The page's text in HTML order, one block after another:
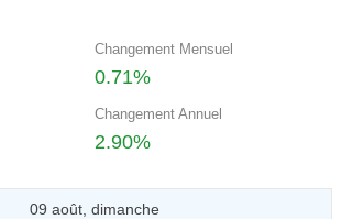
Changement Mensuel
0.71%
Changement Annuel
2.90%
09 août, dimanche